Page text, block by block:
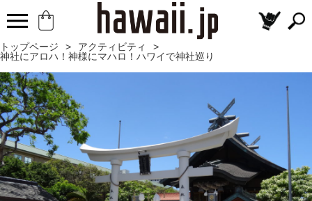
トップページ > アクティビティ
>
神社にアロハ！神様にマハロ！ハワイで神社巡り